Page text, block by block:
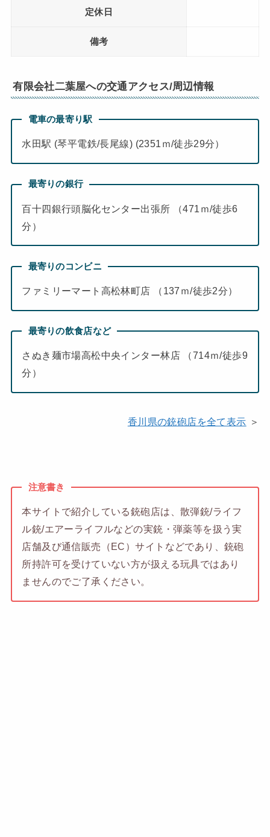
定休日
備考
有限会社二葉屋への交通アクセス/周辺情報
電車の最寄り駅
水田駅 (琴平電鉄/長尾線) (2351ｍ/徒歩29分）
最寄りの銀行
百十四銀行頭脳化センター出張所 （471ｍ/徒歩6
分）
最寄りのコンビニ
ファミリーマート高松林町店 （137ｍ/徒歩2分）
最寄りの飲食店など
さぬき麺市場高松中央インター林店 （714ｍ/徒歩9
分）
香川県の銃砲店を全て表示 ＞
注意書き
本サイトで紹介している銃砲店は、散弾銃/ライフ
ル銃/エアーライフルなどの実銃・弾薬等を扱う実
店舗及び通信販売（EC）サイトなどであり、銃砲
所持許可を受けていない方が扱える玩具ではあり
ませんのでご了承ください。